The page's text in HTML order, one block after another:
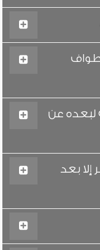
عن
بعد